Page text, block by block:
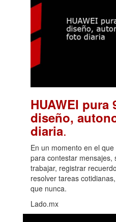
HUAWEI pura
diseño,
diaria.
En un momento en el
para contestar mensajes,
trabajar, registrar
resolver tareas
que nunca.
Lado.mx